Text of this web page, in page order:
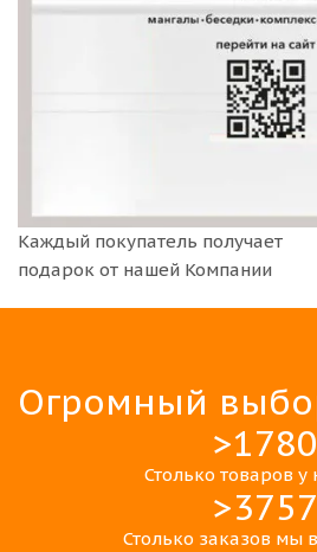
Каждый покупатель получает
подарок от нашей Компании
Огромный
>1780
Столько товаров у
>3757
Столько заказов мы